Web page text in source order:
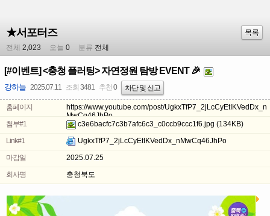
★서포터즈
목록
전체 2,023 오늘 0 분류 전체
[#이벤트] <충청 플러팅> 자연정원 탐방 EVENT 🎉
강하늘 2025.07.11 조회 3481 추천 0 차단 및 신고
홈페이지
https://www.youtube.com/post/UgkxTfP7_2jLcCyEtIKVedDx_n
MwCq46JhPo
첨부#1
c3e6bacfc7c3b7afc6c3_c0ccb9ccc1f6.jpg (134KB)
Link#1
UgkxTfP7_2jLcCyEtIKVedDx_nMwCq46JhPo
마감일
2025.07.25
회사명
충청북도